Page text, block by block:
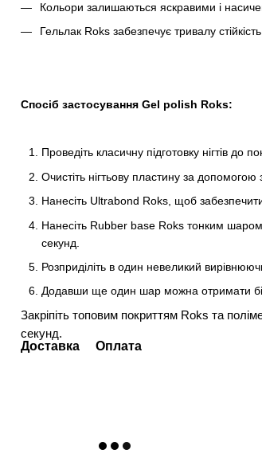
Кольори залишаються яскравими і
Гельлак Roks забезпечує тривалу
Спосіб застосування Gel polish Roks:
Проведіть класичну підготовку нігтів до
Очистіть нігтьову пластину за
Нанесіть Ultrabond Roks, щоб
Нанесіть Rubber base Roks тонким
секунд.
Розприділіть в один невеликий
Додавши ще один шар можна отримати
Закріпіть топовим покриттям Roks та
секунд.
Доставка Оплата